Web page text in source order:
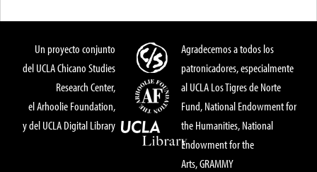
Un proyecto conjunto
del UCLA Chicano Studies
Research Center,
el Arhoolie Foundation,
y del UCLA Digital Library
Agradecemos a todos los
patronicadores, especialmente
al UCLA Los Tigres de Norte
Fund, National Endowment for
the Humanities, National
Endowment for the
Arts, GRAMMY